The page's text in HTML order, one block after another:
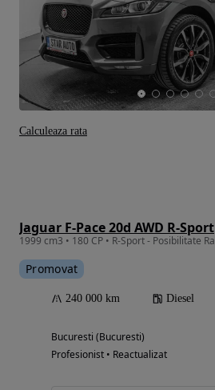
Jaguar F-Pace 20d AWD R-Sport
Promovat
240 000 km Diesel
Bucuresti (Bucuresti)
Profesionist • Reactualizat
Calculeaza rata